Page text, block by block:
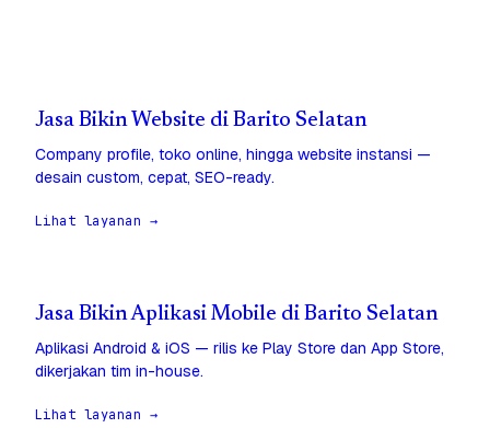
Jasa Bikin Website di Barito Selatan
Company profile, toko online, hingga website instansi —
desain custom, cepat, SEO-ready.
Lihat layanan →
Jasa Bikin Aplikasi Mobile di Barito Selatan
Aplikasi Android & iOS — rilis ke Play Store dan App Store,
dikerjakan tim in-house.
Lihat layanan →